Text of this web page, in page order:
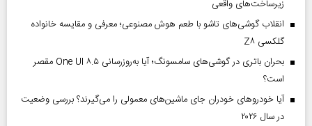
زیرساخت‌های واقعی
انقلاب گوشی‌های تاشو‌ با طعم هوش مصنوعی؛ معرفی و مقایسه خانواده
گلکسی Z۸
بحران باتری در گوشی‌های سامسونگ؛ آیا به‌روزرسانی One UI ۸.۵ مقصر
است؟
آیا خودروهای خودران جای ماشین‌های معمولی را می‌گیرند؟ بررسی وضعیت
در سال ۲۰۲۶